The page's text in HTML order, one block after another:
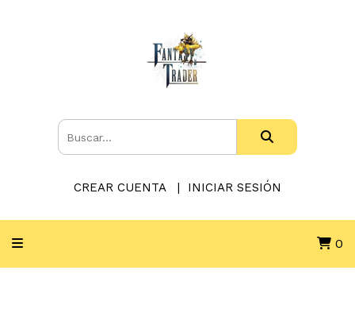
CREAR CUENTA INICIAR SESIÓN
0